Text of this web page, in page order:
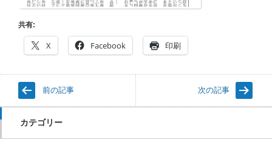
共有:
X Facebook 印刷
前の記事 次の記事
カテゴリー